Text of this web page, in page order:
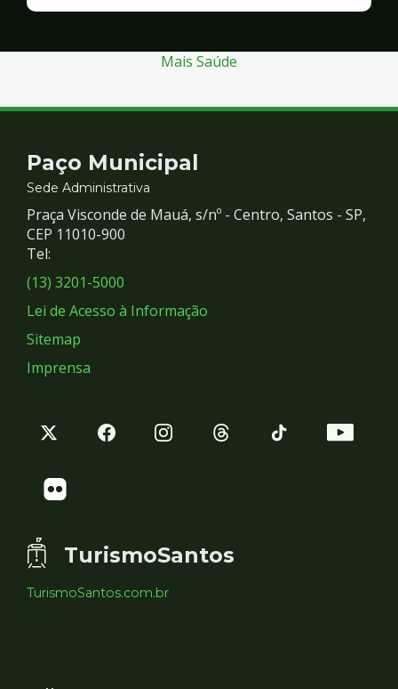
Mais Saúde
Contato
e
Redes
Sociais
Paço Municipal
Sede Administrativa
Praça Visconde de Mauá, s/nº - Centro, Santos - SP,
CEP 11010-900
Tel:
(13) 3201-5000
Lei de Acesso à Informação
Sitemap
Imprensa
TurismoSantos
TurismoSantos.com.br